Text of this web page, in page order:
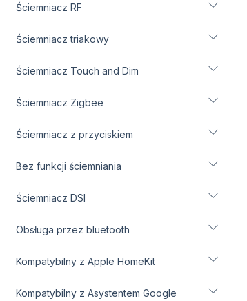
Ściemniacz RF
Ściemniacz triakowy
Ściemniacz Touch and Dim
Ściemniacz Zigbee
Ściemniacz z przyciskiem
Bez funkcji ściemniania
Ściemniacz DSI
Obsługa przez bluetooth
Kompatybilny z Apple HomeKit
Kompatybilny z Asystentem Google